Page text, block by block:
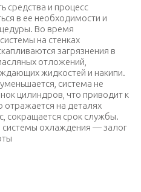
средства и процесс
в ее необходимости и
Во время
на стенках
загрязнения в
отложений,
жидкостей и накипи.
система не
цилиндров, что приводит к
отражается на деталях
сокращается срок службы.